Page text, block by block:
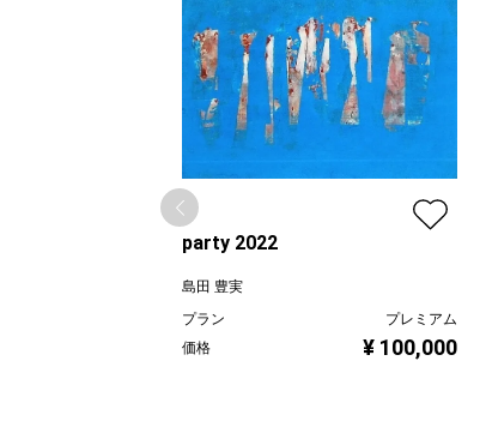
party 2022
島田 豊実
プラン
プレミアム
価格
¥ 100,000